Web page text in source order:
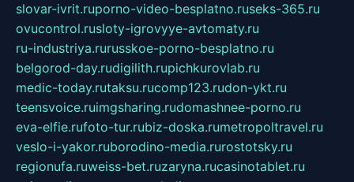
slovar-ivrit.ruporno-video-besplatno.ruseks-365.ru
ovucontrol.rusloty-igrovyye-avtomaty.ru
ru-industriya.rurusskoe-porno-besplatno.ru
belgorod-day.rudigilith.rupichkurovlab.ru
medic-today.rutaksu.rucomp123.rudon-ykt.ru
teensvoice.ruimgsharing.rudomashnee-porno.ru
eva-elfie.rufoto-tur.rubiz-doska.rumetropoltravel.ru
veslo-i-yakor.ruborodino-media.rurostotsky.ru
regionufa.ruweiss-bet.ruzaryna.rucasinotablet.ru